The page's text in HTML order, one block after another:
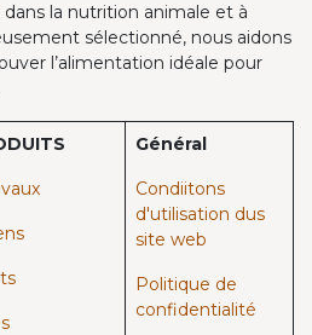
la nutrition animale et à
sélectionné, nous aidons
l’alimentation idéale pour
Général
Condiitons
d'utilisation dus
site web
Politique de
confidentialité